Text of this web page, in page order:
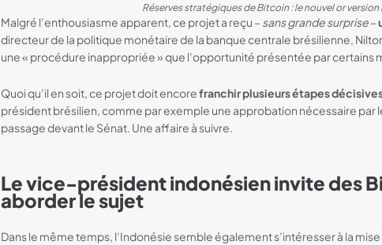
Réserves stratégiques de Bitcoin : le nouvel or version
Malgré l’enthousiasme apparent, ce projet a reçu – sans grande surprise–
directeur de la politique monétaire de la banque centrale brésilienne,
une « procédure inappropriée » que l’opportunité présentée par certains
Quoi qu’il en soit, ce projet doit encorefranchir plusieurs étapes
président brésilien, comme par exemple une approbation nécessaire par
passage devant le Sénat. Une affaire à suivre.
Le vice-président indonésien invite des
aborder le sujet
Dans le même temps, l’Indonésie semble également s’intéresser à la